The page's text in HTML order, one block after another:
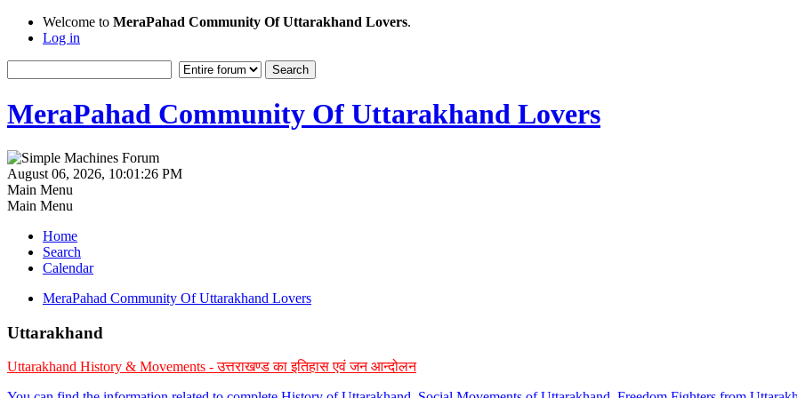
Welcome to MeraPahad Community Of Uttarakhand Lovers.
Log in
MeraPahad Community Of Uttarakhand Lovers
August 06, 2026, 10:01:26 PM
Main Menu
Main Menu
Home
Search
Calendar
MeraPahad Community Of Uttarakhand Lovers
Uttarakhand
Uttarakhand History & Movements - उत्तराखण्ड का इतिहास एवं जन आन्दोलन